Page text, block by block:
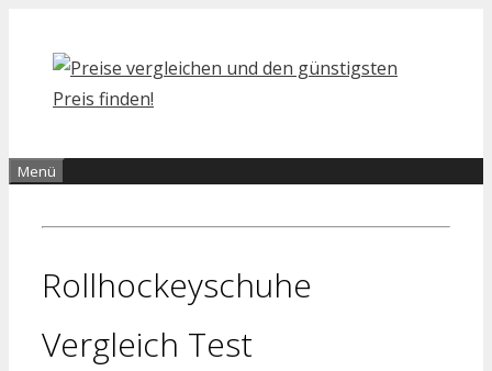
Inhalt
springen
Menü
Rollhockeyschuhe
Vergleich Test